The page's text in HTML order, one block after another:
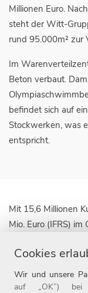
Millionen Euro.
steht der Witt-
rund 95.000m² zur
Im
Beton verbaut.
befindet sich auf
Stockwerken, was
entspricht.
Mit 15,6 Millionen
Mio. Euro (IFRS)
den führenden
Zielgruppe 50plus.
acht Marken in elf
Cookies
Wir und unsere
auf „OK”) bei